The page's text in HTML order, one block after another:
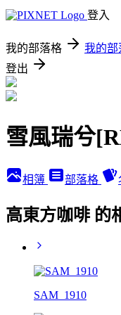
登入
我的部落格 我的部
登出
雪風瑞兮
相簿 部落格
高東方咖啡 的
SAM_1910